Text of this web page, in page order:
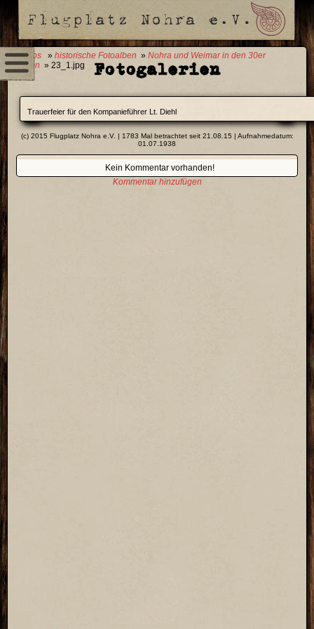
0 Fotos » historische Fotoalben » Nohra und Weimar in den 30er
Jahren » 23_1.jpg Fotogalerien
Trauerfeier für den Kompanieführer Lt. Diehl
(c) 2015 Flugplatz Nohra e.V. | 1783 Mal betrachtet seit 21.08.15 | Aufnahmedatum:
01.07.1938
Kein Kommentar vorhanden!
Kommentar hinzufügen